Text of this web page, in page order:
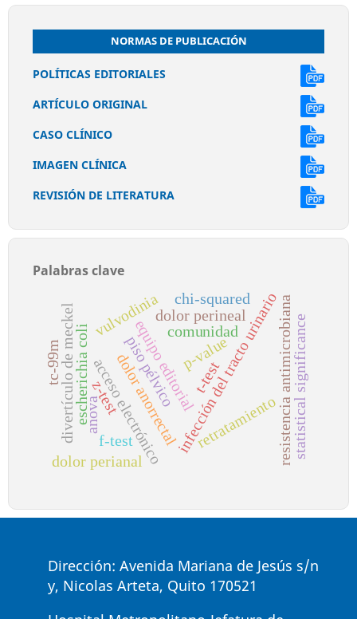
NORMAS DE PUBLICACIÓN
POLÍTICAS EDITORIALES
ARTÍCULO ORIGINAL
CASO CLÍNICO
IMAGEN CLÍNICA
REVISIÓN DE LITERATURA
Palabras clave
equipo editorial
acceso electrónicoinfección del tracto urinario
comunidad
escherichia coli resistencia antimicrobiana
dolor perineal
vulvodinia
dolor perianal
piso pélvico
dolor anorrectal retratamiento
p-value statistical significance
z-test
t-test
anova
chi-squared
f-test
divertículo de meckel
tc-99m
Dirección: Avenida Mariana de Jesús s/n
y, Nicolas Arteta, Quito 170521